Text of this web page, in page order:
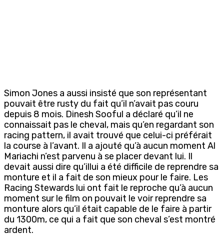
Simon Jones a aussi insisté que son représentant
pouvait être rusty du fait qu’il n’avait pas couru
depuis 8 mois. Dinesh Sooful a déclaré qu’il ne
connaissait pas le cheval, mais qu’en regardant son
racing pattern, il avait trouvé que celui-ci préférait
la course à l’avant. Il a ajouté qu’à aucun moment Al
Mariachi n’est parvenu à se placer devant lui. Il
devait aussi dire qu’illui a été difficile de reprendre sa
monture et il a fait de son mieux pour le faire. Les
Racing Stewards lui ont fait le reproche qu’à aucun
moment sur le film on pouvait le voir reprendre sa
monture alors qu’il était capable de le faire à partir
du 1300m, ce qui a fait que son cheval s’est montré
ardent.